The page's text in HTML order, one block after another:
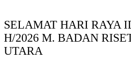
SELAMAT HARI RAYA
H/2026 M. BADAN
UTARA